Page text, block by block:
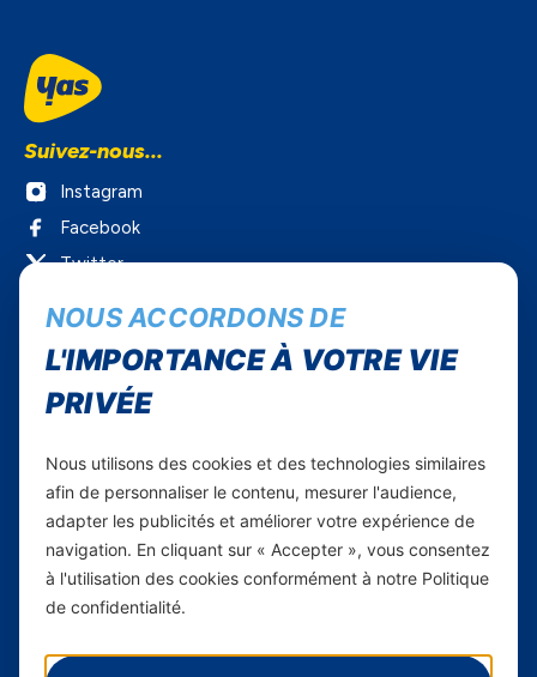
Suivez-nous...
Instagram
Facebook
Twitter
Yas Sénégal
Carrières
Yas en Afrique
Axian Telecom
Services
Services Mobiles
NOUS ACCORDONS DE
L'IMPORTANCE À VOTRE VIE
PRIVÉE
Nous utilisons des cookies et des technologies similaires
afin de personnaliser le contenu, mesurer l'audience,
adapter les publicités et améliorer votre expérience de
navigation. En cliquant sur « Accepter », vous consentez
à l'utilisation des cookies conformément à notre Politique
de confidentialité.